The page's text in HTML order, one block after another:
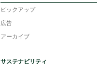
ピックアップ
広告
アーカイブ
サステナビリティ